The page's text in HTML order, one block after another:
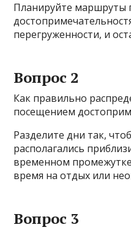
Планируйте маршруты
перегруженности, и
Вопрос 2
Как правильно
посещением
Разделите дни так,
располагались
временном
время на отдых или
Вопрос 3